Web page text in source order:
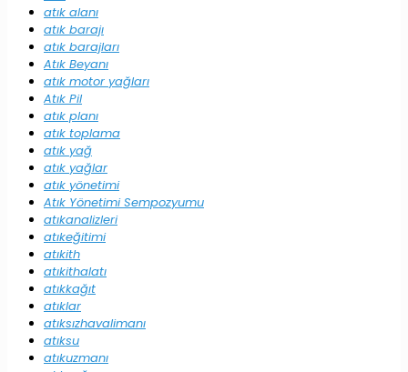
atık alanı
atık barajı
atık barajları
Atık Beyanı
atık motor yağları
Atık Pil
atık planı
atık toplama
atık yağ
atık yağlar
atık yönetimi
Atık Yönetimi Sempozyumu
atıkanalizleri
atıkeğitimi
atıkith
atıkithalatı
atıkkağıt
atıklar
atıksızhavalimanı
atıksu
atıkuzmanı